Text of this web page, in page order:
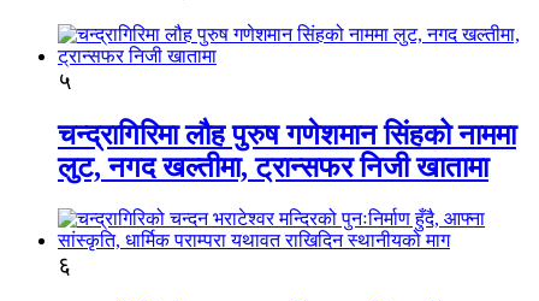
५
चन्द्रागिरिमा लौह पुरुष गणेशमान सिंहको नाममा
लुट, नगद खल्तीमा, ट्रान्सफर निजी खातामा
६